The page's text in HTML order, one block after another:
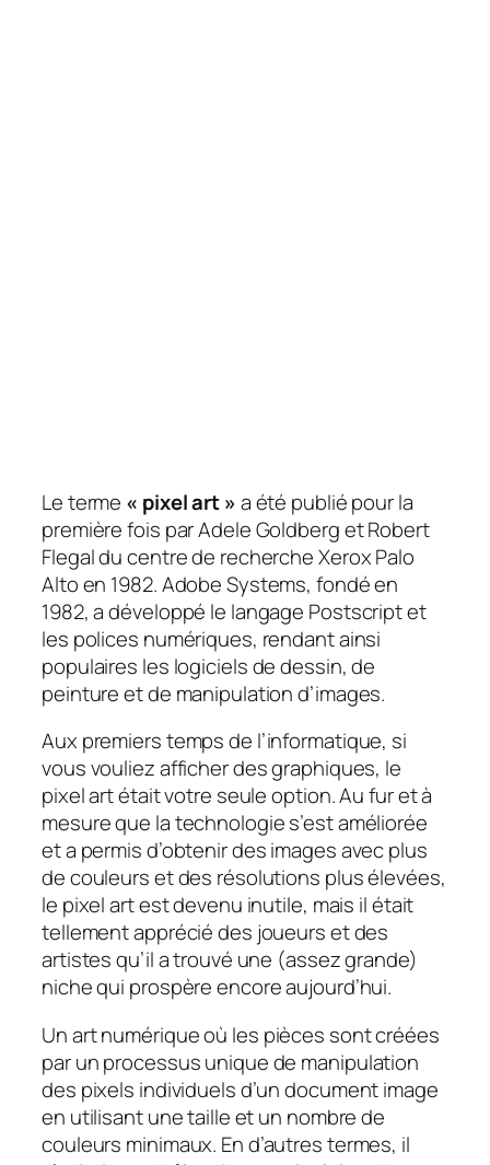
Le terme « pixel art » a été publié pour la
première fois par Adele Goldberg et Robert
Flegal du centre de recherche Xerox Palo
Alto en 1982. Adobe Systems, fondé en
1982, a développé le langage Postscript et
les polices numériques, rendant ainsi
populaires les logiciels de dessin, de
peinture et de manipulation d’images.
Aux premiers temps de l’informatique, si
vous vouliez afficher des graphiques, le
pixel art était votre seule option. Au fur et à
mesure que la technologie s’est améliorée
et a permis d’obtenir des images avec plus
de couleurs et des résolutions plus élevées,
le pixel art est devenu inutile, mais il était
tellement apprécié des joueurs et des
artistes qu’il a trouvé une (assez grande)
niche qui prospère encore aujourd’hui.
Un art numériqueoù les pièces sont créées
par un processus unique de manipulation
des pixels individuels d’un document image
en utilisant une taille et un nombre de
couleurs minimaux. En d’autres termes, il